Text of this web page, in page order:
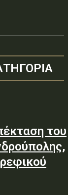
του